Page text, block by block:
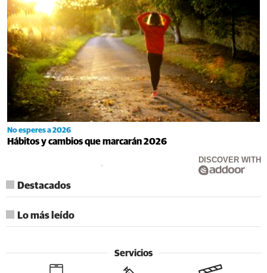
No esperes a 2026
Hábitos y cambios que marcarán 2026
DISCOVER WITH
Destacados
Lo más leído
Servicios